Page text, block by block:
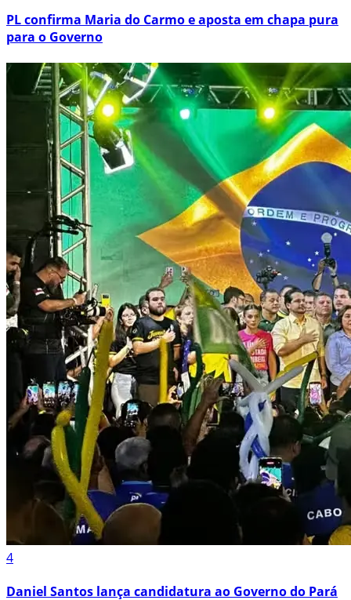
PL confirma Maria do Carmo e aposta em chapa pura
para o Governo
4
Daniel Santos lança candidatura ao Governo do Pará